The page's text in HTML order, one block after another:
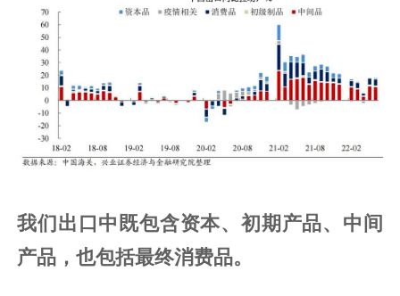
我们出口中既包含资本、初期产品、中间
产品，也包括最终消费品。